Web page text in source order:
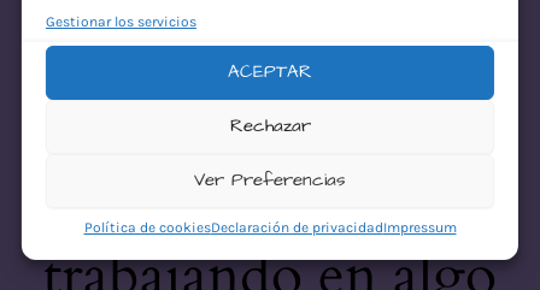
Gestionar los servicios
ACEPTAR
Rechazar
Ver Preferencias
Política de cookiesDeclaración de privacidadImpressum
¡Disculpa este
desastre! Estamos